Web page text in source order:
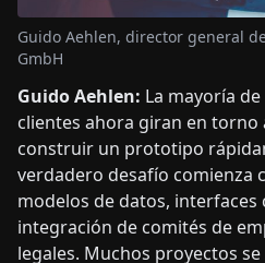
Guido Aehlen, director general
GmbH
Guido Aehlen: La mayoría
clientes ahora giran en torno
construir un prototipo
verdadero desafío comienza
modelos de datos, interfaces
integración de comités de
legales. Muchos proyectos